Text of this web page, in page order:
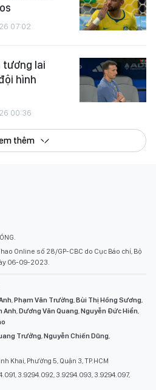
07:02
tương lai
hình
00:36
thêm
Online số 28/GP-CBC do Cục Báo chí, Bộ
06-09-2023.
Phạm Văn Trường Bùi Thị Hồng Sương
Anh Dương Văn Quang Nguyễn Đức Hiển
Trưởng Nguyễn Chiến Dũng
Khai, Phường 5, Quận 3, TP.HCM
3.9294.092, 3.9294.093, 3.9294.097,